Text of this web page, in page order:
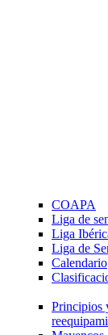
COAPA
Liga de
Liga
Liga de
Calendario
Principios